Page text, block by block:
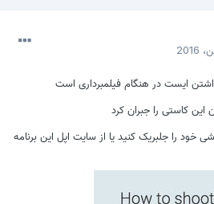
ایست در هنگام فیلمبرداری است
خود را جلبریک کنید یا از سایت اپل این برنامه